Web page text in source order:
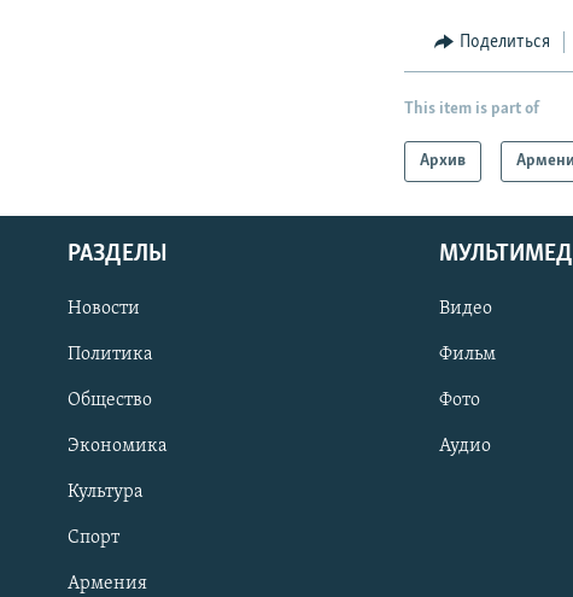
Поделиться
This item is part of
Архив
РАЗДЕЛЫ
Новости
Политика
Общество
Экономика
Культура
Спорт
Армения
Видео
Фильм
Фото
Аудио